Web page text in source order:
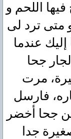
اللحم و
متى ترد لى
إليك عندما
جحا
مرت
فارسل
جحا أخضر
جدا